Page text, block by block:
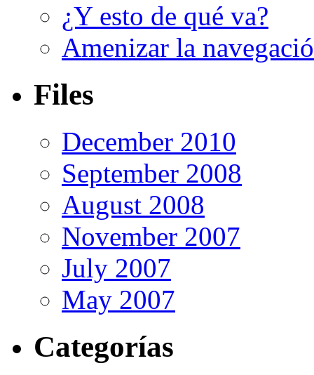
¿Y esto de qué va?
Amenizar la
Files
December 2010
September 2008
August 2008
November 2007
July 2007
May 2007
Categorías